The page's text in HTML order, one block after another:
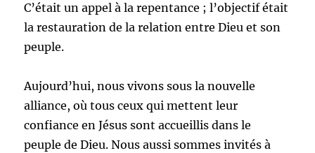
C’était un appel à la repentance ; l’objectif était
la restauration de la relation entre Dieu et son
peuple.
Aujourd’hui, nous vivons sous la nouvelle
alliance, où tous ceux qui mettent leur
confiance en Jésus sont accueillis dans le
peuple de Dieu. Nous aussi sommes invités à